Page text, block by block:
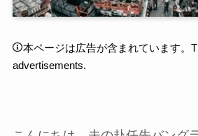
本ページは広告が含まれています。
advertisements.